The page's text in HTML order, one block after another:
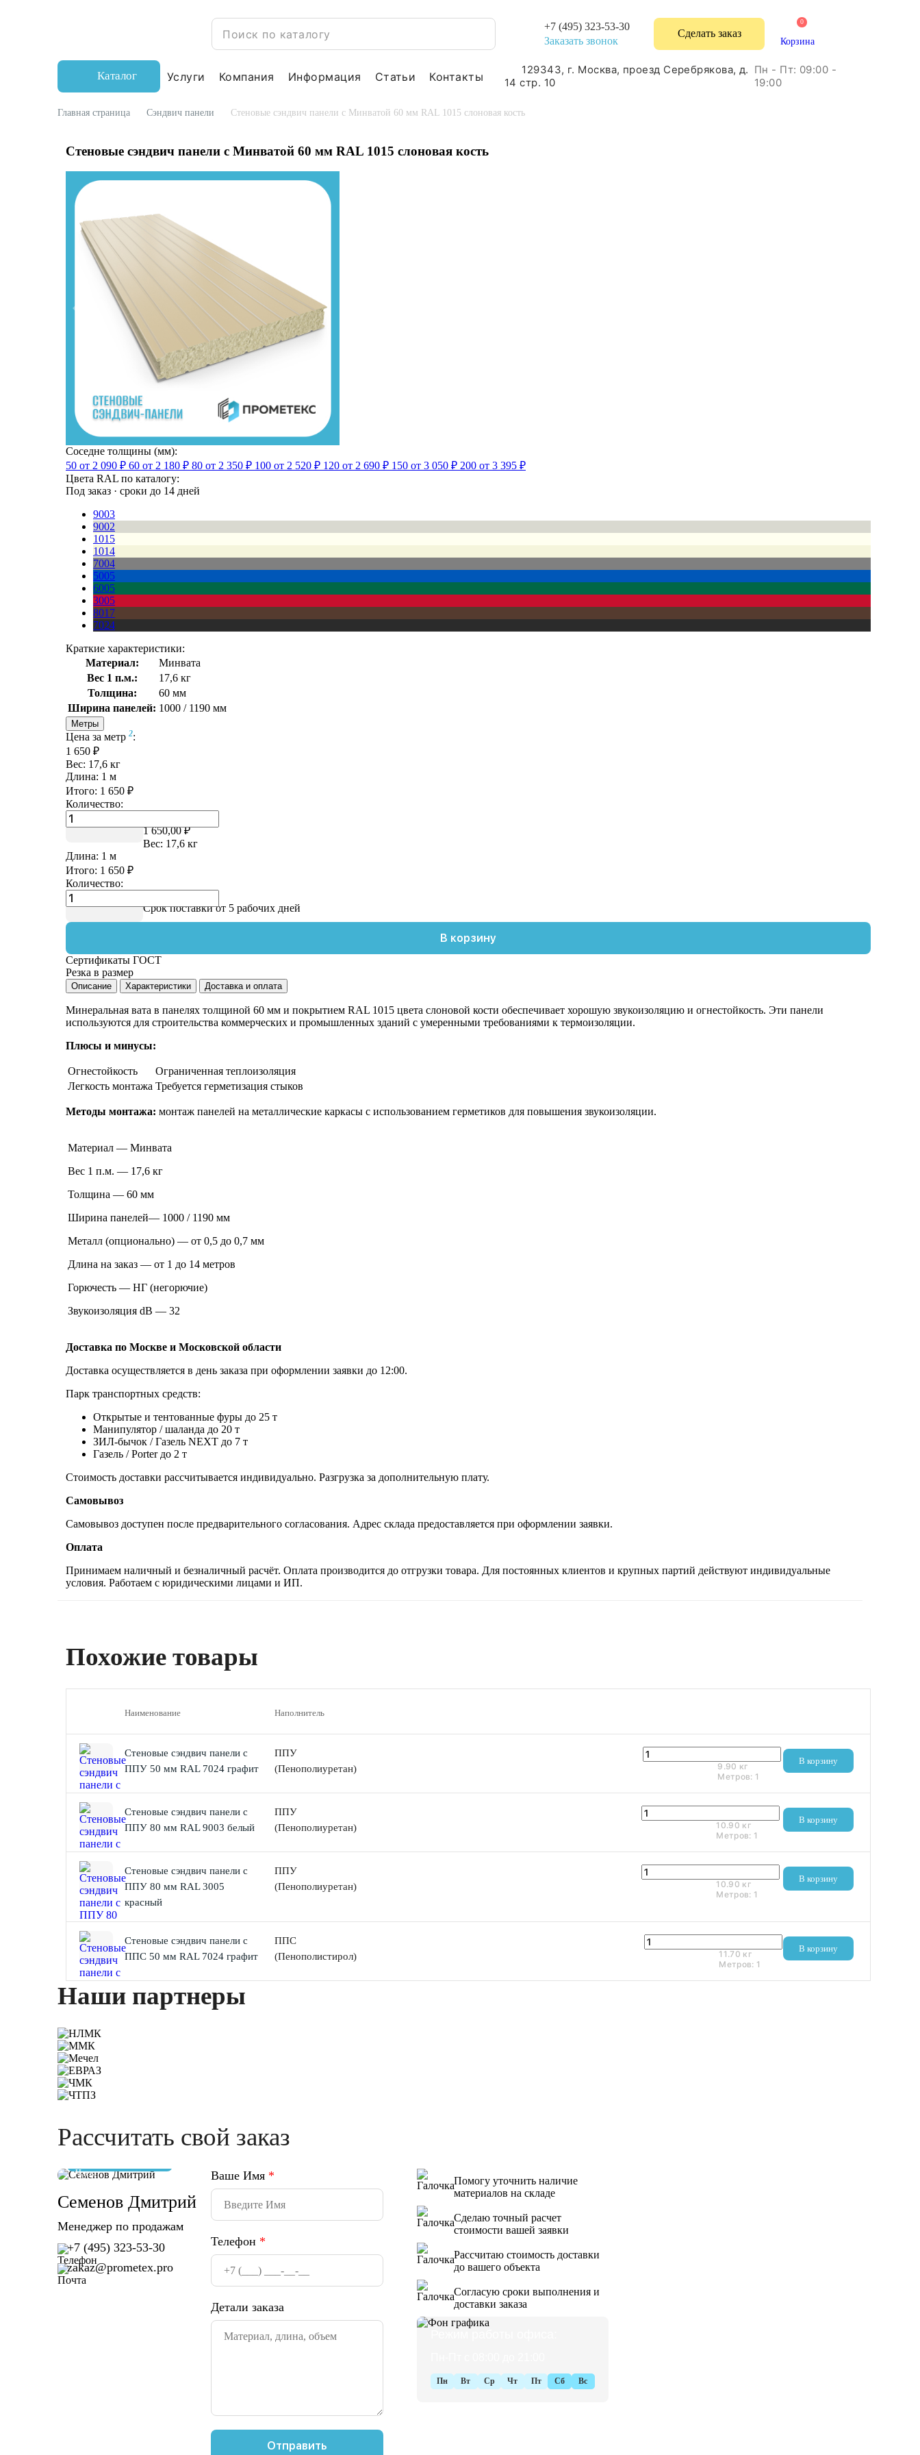
+7 (495) 323-53-30
Заказать звонок
Сделать заказ
0
Корзина
Каталог Услуги Компания Информация Статьи Контакты
129343, г. Москва, проезд Серебрякова, д.
14 стр. 10
Пн - Пт: 09:00 -
19:00
Главная страница Сэндвич панели Стеновые сэндвич панели с Минватой 60 мм RAL 1015 слоновая кость
Стеновые сэндвич панели с Минватой 60 мм RAL 1015 слоновая кость
Соседне толщины (мм):
50 от 2 090 ₽ 60 от 2 180 ₽ 80 от 2 350 ₽ 100 от 2 520 ₽ 120 от 2 690 ₽ 150 от 3 050 ₽ 200 от 3 395 ₽
Цвета RAL по каталогу:
Под заказ · сроки до 14 дней
9003
9002
1015
1014
7004
5005
6005
3005
8017
7024
Краткие характеристики:
Материал:
Минвата
Вес 1 п.м.:
17,6 кг
Толщина:
60 мм
Ширина панелей: 1000 / 1190 мм
Метры
Цена за метр 2:
1 650 ₽
Вес: 17,6 кг
Длина: 1 м
Итого: 1 650 ₽
Количество:
1 650,00 ₽
Вес: 17,6 кг
Длина: 1 м
Итого: 1 650 ₽
Количество:
В корзину
Срок поставки от 5 рабочих дней
Сертификаты ГОСТ
Резка в размер
Описание Характеристики Доставка и оплата
Минеральная вата в панелях толщиной 60 мм и покрытием RAL 1015 цвета слоновой кости обеспечивает хорошую звукоизоляцию и огнестойкость. Эти панели
используются для строительства коммерческих и промышленных зданий с умеренными требованиями к термоизоляции.
Плюсы и минусы:
Огнестойкость
Ограниченная теплоизоляция
Легкость монтажа Требуется герметизация стыков
Методы монтажа: монтаж панелей на металлические каркасы с использованием герметиков для повышения звукоизоляции.
Материал — Минвата
Вес 1 п.м. — 17,6 кг
Толщина — 60 мм
Ширина панелей— 1000 / 1190 мм
Металл (опционально) — от 0,5 до 0,7 мм
Длина на заказ — от 1 до 14 метров
Горючесть — НГ (негорючие)
Звукоизоляция dB — 32
Доставка по Москве и Московской области
Доставка осуществляется в день заказа при оформлении заявки до 12:00.
Парк транспортных средств:
Открытые и тентованные фуры до 25 т
Манипулятор / шаланда до 20 т
ЗИЛ-бычок / Газель NEXT до 7 т
Газель / Porter до 2 т
Стоимость доставки рассчитывается индивидуально. Разгрузка за дополнительную плату.
Самовывоз
Самовывоз доступен после предварительного согласования. Адрес склада предоставляется при оформлении заявки.
Оплата
Принимаем наличный и безналичный расчёт. Оплата производится до отгрузки товара. Для постоянных клиентов и крупных партий действуют индивидуальные
условия. Работаем с юридическими лицами и ИП.
Похожие товары
Наименование Наполнитель
Стеновые сэндвич панели с
ППУ 50 мм RAL 7024 графит
В корзину
ППУ
(Пенополиуретан)
9.90 кг
Метров: 1
Стеновые сэндвич панели с
ППУ 80 мм RAL 9003 белый
В корзину
ППУ
(Пенополиуретан)
10.90 кг
Метров: 1
Стеновые сэндвич панели с
ППУ 80 мм RAL 3005
красный
В корзину
ППУ
(Пенополиуретан)
10.90 кг
Метров: 1
Стеновые сэндвич панели с
ППС 50 мм RAL 7024 графит
В корзину
ППС
(Пенополистирол)
11.70 кг
Метров: 1
Наши партнеры
Рассчитать свой заказ
Семенов Дмитрий
Менеджер по продажам
+7 (495) 323-53-30
zakaz@prometex.pro
Ваше Имя *
Телефон *
Детали заказа
Помогу уточнить наличие
материалов на складе
Сделаю точный расчет
стоимости вашей заявки
Рассчитаю стоимость доставки
до вашего объекта
Согласую сроки выполнения и
доставки заказа
Пн Вт Ср Чт Пт Сб Вс